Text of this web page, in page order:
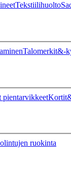
Tekstiilihuolto
Talomerkit&-
pientarvikkeet
ruokinta